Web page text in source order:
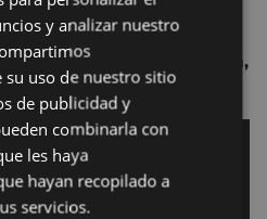
Cobeaga.
Josean Bengoetxea,
Jöns Pappila.
SPANISH
y analizar nuestro
uso de nuestro sitio
de publicidad y
combinarla con
les haya
hayan recopilado a
servicios.